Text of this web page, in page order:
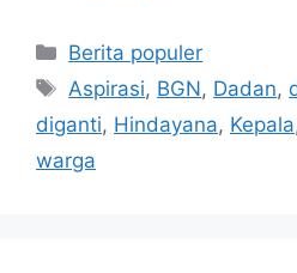
Kategori
Berita populer
Tag
Aspirasi, BGN, Dadan,
diganti, Hindayana, Kepala
warga